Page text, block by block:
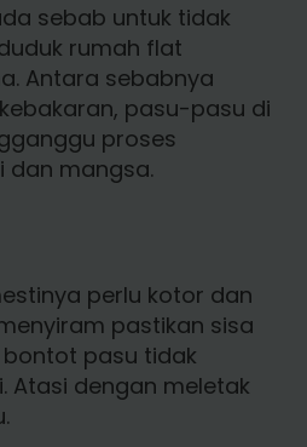
sebab untuk tidak
rumah flat
Antara sebabnya
pasu-pasu di
proses
dan mangsa.
perlu kotor dan
pastikan sisa
pasu tidak
Atasi dengan meletak